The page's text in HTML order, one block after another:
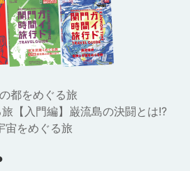
都をめぐる旅
【入門編】巌流島の決闘とは!?
宙をめぐる旅